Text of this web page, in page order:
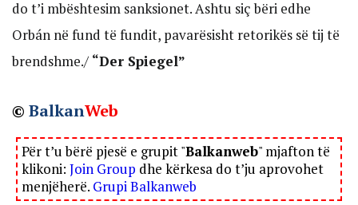
do t’i mbështesim sanksionet. Ashtu siç bëri edhe
Orbán në fund të fundit, pavarësisht retorikës së tij të
brendshme./ “Der Spiegel”
© BalkanWeb
Për t’u bërë pjesë e grupit "Balkanweb" mjafton të
klikoni: Join Group dhe kërkesa do t’ju aprovohet
menjëherë. Grupi Balkanweb